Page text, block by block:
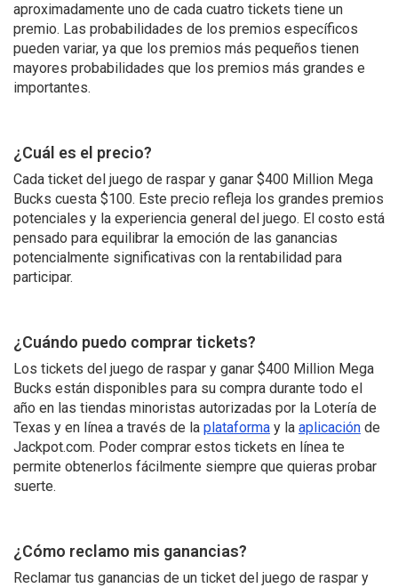
aproximadamente uno de cada cuatro tickets tiene un
premio. Las probabilidades de los premios específicos
pueden variar, ya que los premios más pequeños tienen
mayores probabilidades que los premios más grandes e
importantes.
¿Cuál es el precio?
Cada ticket del juego de raspar y ganar $400 Million Mega
Bucks cuesta $100. Este precio refleja los grandes premios
potenciales y la experiencia general del juego. El costo está
pensado para equilibrar la emoción de las ganancias
potencialmente significativas con la rentabilidad para
participar.
¿Cuándo puedo comprar tickets?
Los tickets del juego de raspar y ganar $400 Million Mega
Bucks están disponibles para su compra durante todo el
año en las tiendas minoristas autorizadas por la Lotería de
Texas y en línea a través de la plataforma y la aplicación de
Jackpot.com. Poder comprar estos tickets en línea te
permite obtenerlos fácilmente siempre que quieras probar
suerte.
¿Cómo reclamo mis ganancias?
Reclamar tus ganancias de un ticket del juego de raspar y